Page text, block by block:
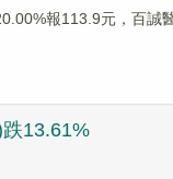
報113.9元，百誠
13.61%